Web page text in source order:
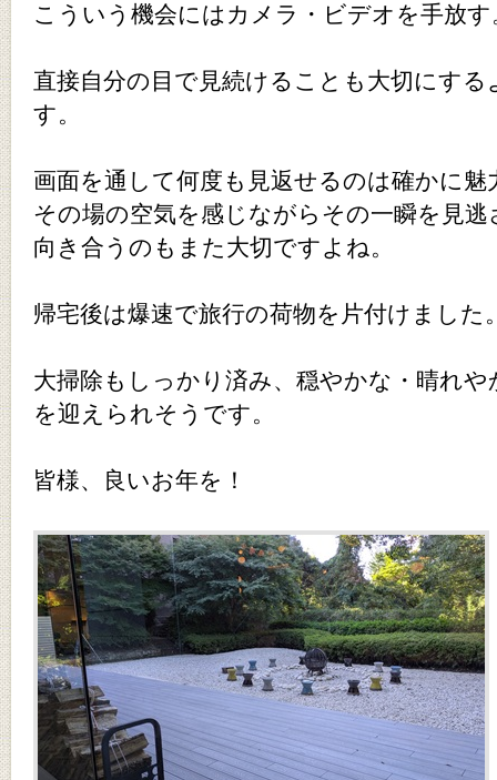
こういう機会にはカメラ・ビデオを手放す
直接自分の目で見続けることも大切にす
す。
画面を通して何度も見返せるのは確かに魅
その場の空気を感じながらその一瞬を見
向き合うのもまた大切ですよね。
帰宅後は爆速で旅行の荷物を片付けました
大掃除もしっかり済み、穏やかな・晴れや
を迎えられそうです。
皆様、良いお年を！